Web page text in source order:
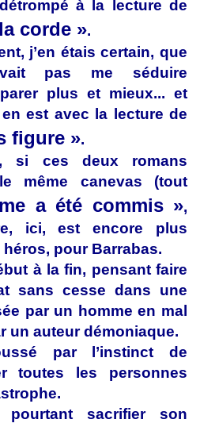
à la lecture de
corde ».
j’en étais certain, que
pas me séduire
plus et mieux... et
est avec la lecture de
figure ».
si ces deux romans
même canevas (tout
a été commis »,
ici, est encore plus
pour Barrabas.
à la fin, pensant faire
sans cesse dans une
par un homme en mal
un auteur démoniaque.
par l’instinct de
toutes les personnes
sacrifier son